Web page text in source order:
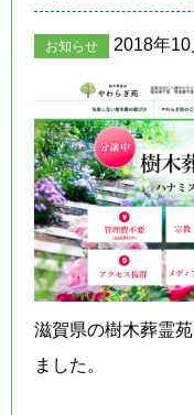
お知らせ 2018年10
滋賀県の樹木葬霊
ました。